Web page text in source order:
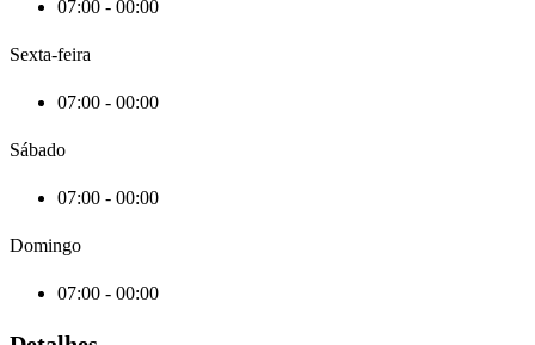
07:00 - 00:00
Sexta-feira
07:00 - 00:00
Sábado
07:00 - 00:00
Domingo
07:00 - 00:00